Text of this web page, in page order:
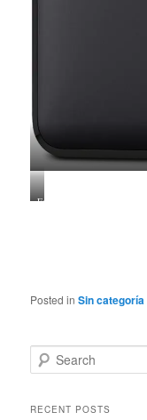
Estuche
Posted in Sin categoría
e
rRECENT POSTS